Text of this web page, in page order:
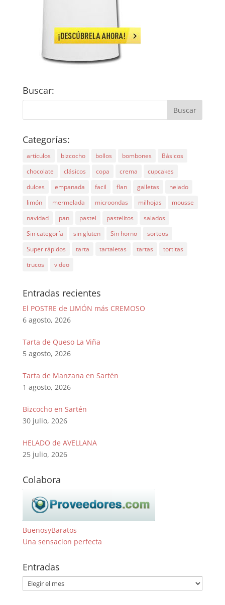
Buscar:
Categorías:
artículos bizcocho bollos bombones
Básicos
chocolate
clásicos copa crema
cupcakes
dulces
empanada facil flan galletas
helado
limón
mermelada microondas milhojas
mousse
navidad
pan pastel pastelitos
salados
Sin categoría
sin gluten Sin horno
sorteos
Super rápidos
tarta tartaletas tartas
tortitas
trucos
video
Entradas recientes
El POSTRE de LIMÓN más CREMOSO
6 agosto, 2026
Tarta de Queso La Viña
5 agosto, 2026
Tarta de Manzana en Sartén
1 agosto, 2026
Bizcocho en Sartén
30 julio, 2026
HELADO de AVELLANA
25 julio, 2026
Colabora
BuenosyBaratos
Una sensacion perfecta
Entradas
Entradas